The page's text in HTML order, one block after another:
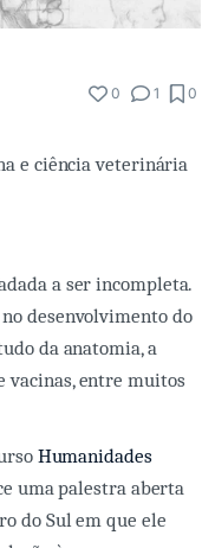
0 1 0
e ciência veterinária
a ser incompleta.
desenvolvimento do
da anatomia, a
vacinas, entre muitos
Humanidades
uma palestra aberta
do Sul em que ele